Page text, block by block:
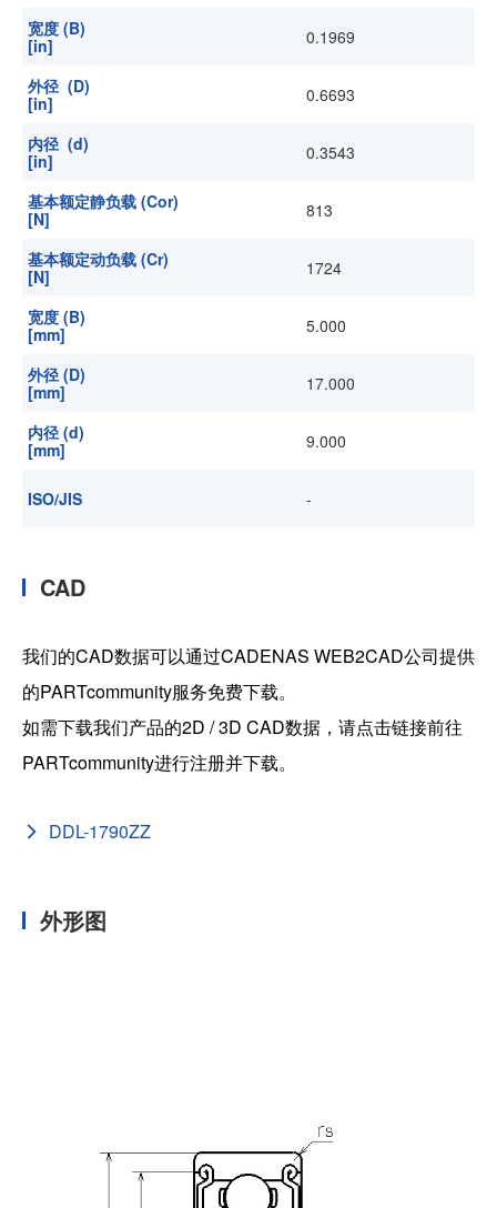
宽度 (B)
[in]
0.1969
外径 (D)
[in]
0.6693
内径 (d)
[in]
0.3543
基本额定静负载 (Cor)
[N]
813
基本额定动负载 (Cr)
[N]
1724
宽度 (B)
[mm]
5.000
外径 (D)
[mm]
17.000
内径 (d)
[mm]
9.000
ISO/JIS -
CAD
我们的CAD数据可以通过CADENAS WEB2CAD公司提供
的PARTcommunity服务免费下载。
如需下载我们产品的2D / 3D CAD数据，请点击链接前往
PARTcommunity进行注册并下载。
DDL-1790ZZ
外形图